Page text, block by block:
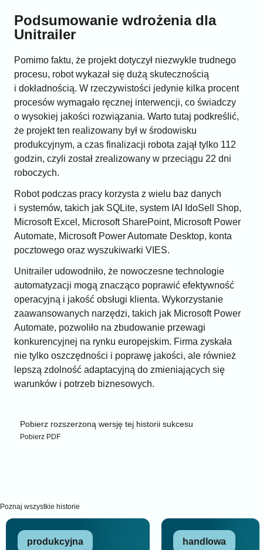
Podsumowanie wdrożenia dla
Unitrailer
Pomimo faktu, że projekt dotyczył niezwykle trudnego
procesu, robot wykazał się dużą skutecznością
i dokładnością. W rzeczywistości jedynie kilka procent
procesów wymagało ręcznej interwencji, co świadczy
o wysokiej jakości rozwiązania. Warto tutaj podkreślić,
że projekt ten realizowany był w środowisku
produkcyjnym, a czas finalizacji robota zajął tylko 112
godzin, czyli został zrealizowany w przeciągu 22 dni
roboczych.
Robot podczas pracy korzysta z wielu baz danych
i systemów, takich jak SQLite, system IAI IdoSell Shop,
Microsoft Excel, Microsoft SharePoint, Microsoft Power
Automate, Microsoft Power Automate Desktop, konta
pocztowego oraz wyszukiwarki VIES.
Unitrailer udowodniło, że nowoczesne technologie
automatyzacji mogą znacząco poprawić efektywność
operacyjną i jakość obsługi klienta. Wykorzystanie
zaawansowanych narzędzi, takich jak Microsoft Power
Automate, pozwoliło na zbudowanie przewagi
konkurencyjnej na rynku europejskim. Firma zyskała
nie tylko oszczędności i poprawę jakości, ale również
lepszą zdolność adaptacyjną do zmieniających się
warunków i potrzeb biznesowych.
Pobierz rozszerzoną wersję tej historii sukcesu
Pobierz PDF
Poznaj wszystkie historie
produkcyjna handlowa